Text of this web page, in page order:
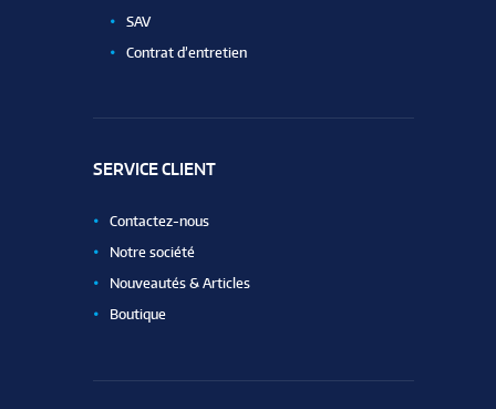
SAV
Contrat d’entretien
SERVICE CLIENT
Contactez-nous
Notre société
Nouveautés & Articles
Boutique